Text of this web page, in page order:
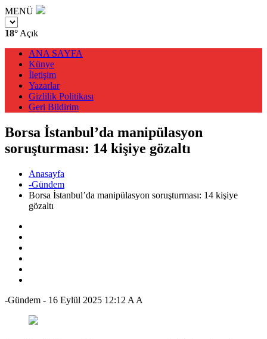
MENÜ
18° Açık
ANA SAYFA
Künye
İletişim
Yazarlar
Gizlilik Politikası
Geri Bildirim
Borsa İstanbul’da manipülasyon
soruşturması: 14 kişiye gözaltı
Anasayfa
-Gündem
Borsa İstanbul’da manipülasyon soruşturması: 14 kişiye
gözaltı
-Gündem - 16 Eylül 2025 12:12 A A